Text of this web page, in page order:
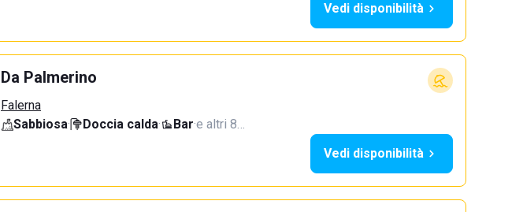
Vedi disponibilità
Da Palmerino
Falerna
Sabbiosa· Doccia calda· Bar·e altri 8…
Vedi disponibilità